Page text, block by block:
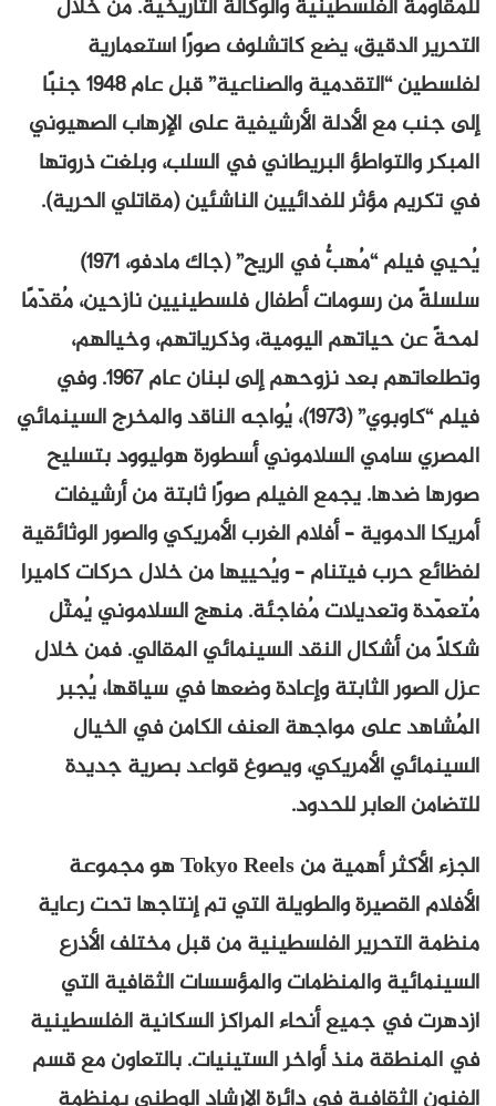
للمقاومة الفلسطينية والوكالة التاريخية. من خلال
التحرير الدقيق، يضع كاتشلوف صورًا استعمارية
لفلسطين “التقدمية والصناعية” قبل عام 1948 جنبًا
إلى جنب مع الأدلة الأرشيفية على الإرهاب الصهيوني
المبكر والتواطؤ البريطاني في السلب، وبلغت ذروتها
في تكريم مؤثر للفدائيين الناشئين (مقاتلي الحرية).
يُحيي فيلم “مُهبُّ في الريح” (جاك مادفو، ١٩٧١)
سلسلةً من رسومات أطفال فلسطينيين نازحين، مُقدّمًا
لمحةً عن حياتهم اليومية، وذكرياتهم، وخيالهم،
وتطلعاتهم بعد نزوحهم إلى لبنان عام ١٩٦٧. وفي
فيلم “كاوبوي” (١٩٧٣)، يُواجه الناقد والمخرج السينمائي
المصري سامي السلاموني أسطورة هوليوود بتسليح
صورها ضدها. يجمع الفيلم صورًا ثابتة من أرشيفات
أمريكا الدموية – أفلام الغرب الأمريكي والصور الوثائقية
لفظائع حرب فيتنام – ويُحييها من خلال حركات كاميرا
مُتعمّدة وتعديلات مُفاجئة. منهج السلاموني يُمثّل
شكلاً من أشكال النقد السينمائي المقالي. فمن خلال
عزل الصور الثابتة وإعادة وضعها في سياقها، يُجبر
المُشاهد على مواجهة العنف الكامن في الخيال
السينمائي الأمريكي، ويصوغ قواعد بصرية جديدة
للتضامن العابر للحدود.
الجزء الأكثر أهمية من Tokyo Reels هو مجموعة
الأفلام القصيرة والطويلة التي تم إنتاجها تحت رعاية
منظمة التحرير الفلسطينية من قبل مختلف الأذرع
السينمائية والمنظمات والمؤسسات الثقافية التي
ازدهرت في جميع أنحاء المراكز السكانية الفلسطينية
في المنطقة منذ أواخر الستينيات. بالتعاون مع قسم